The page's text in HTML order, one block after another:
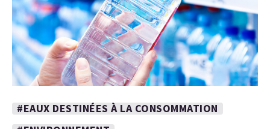
#EAUX DESTINÉES À LA CONSOMMATION